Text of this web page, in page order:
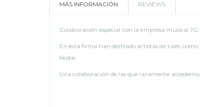
MÁS INFORMACIÓN REVIEWS
Colaboración especial con la empresa musical JG
En esta firma han desfilado artistas de tales
Nodal.
Una colaboración de las que raramente